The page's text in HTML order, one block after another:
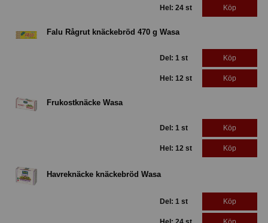
Hel: 24 st Köp
Falu Rågrut knäckebröd 470 g Wasa
Del: 1 st Köp
Hel: 12 st Köp
Frukostknäcke Wasa
Del: 1 st Köp
Hel: 12 st Köp
Havreknäcke knäckebröd Wasa
Del: 1 st Köp